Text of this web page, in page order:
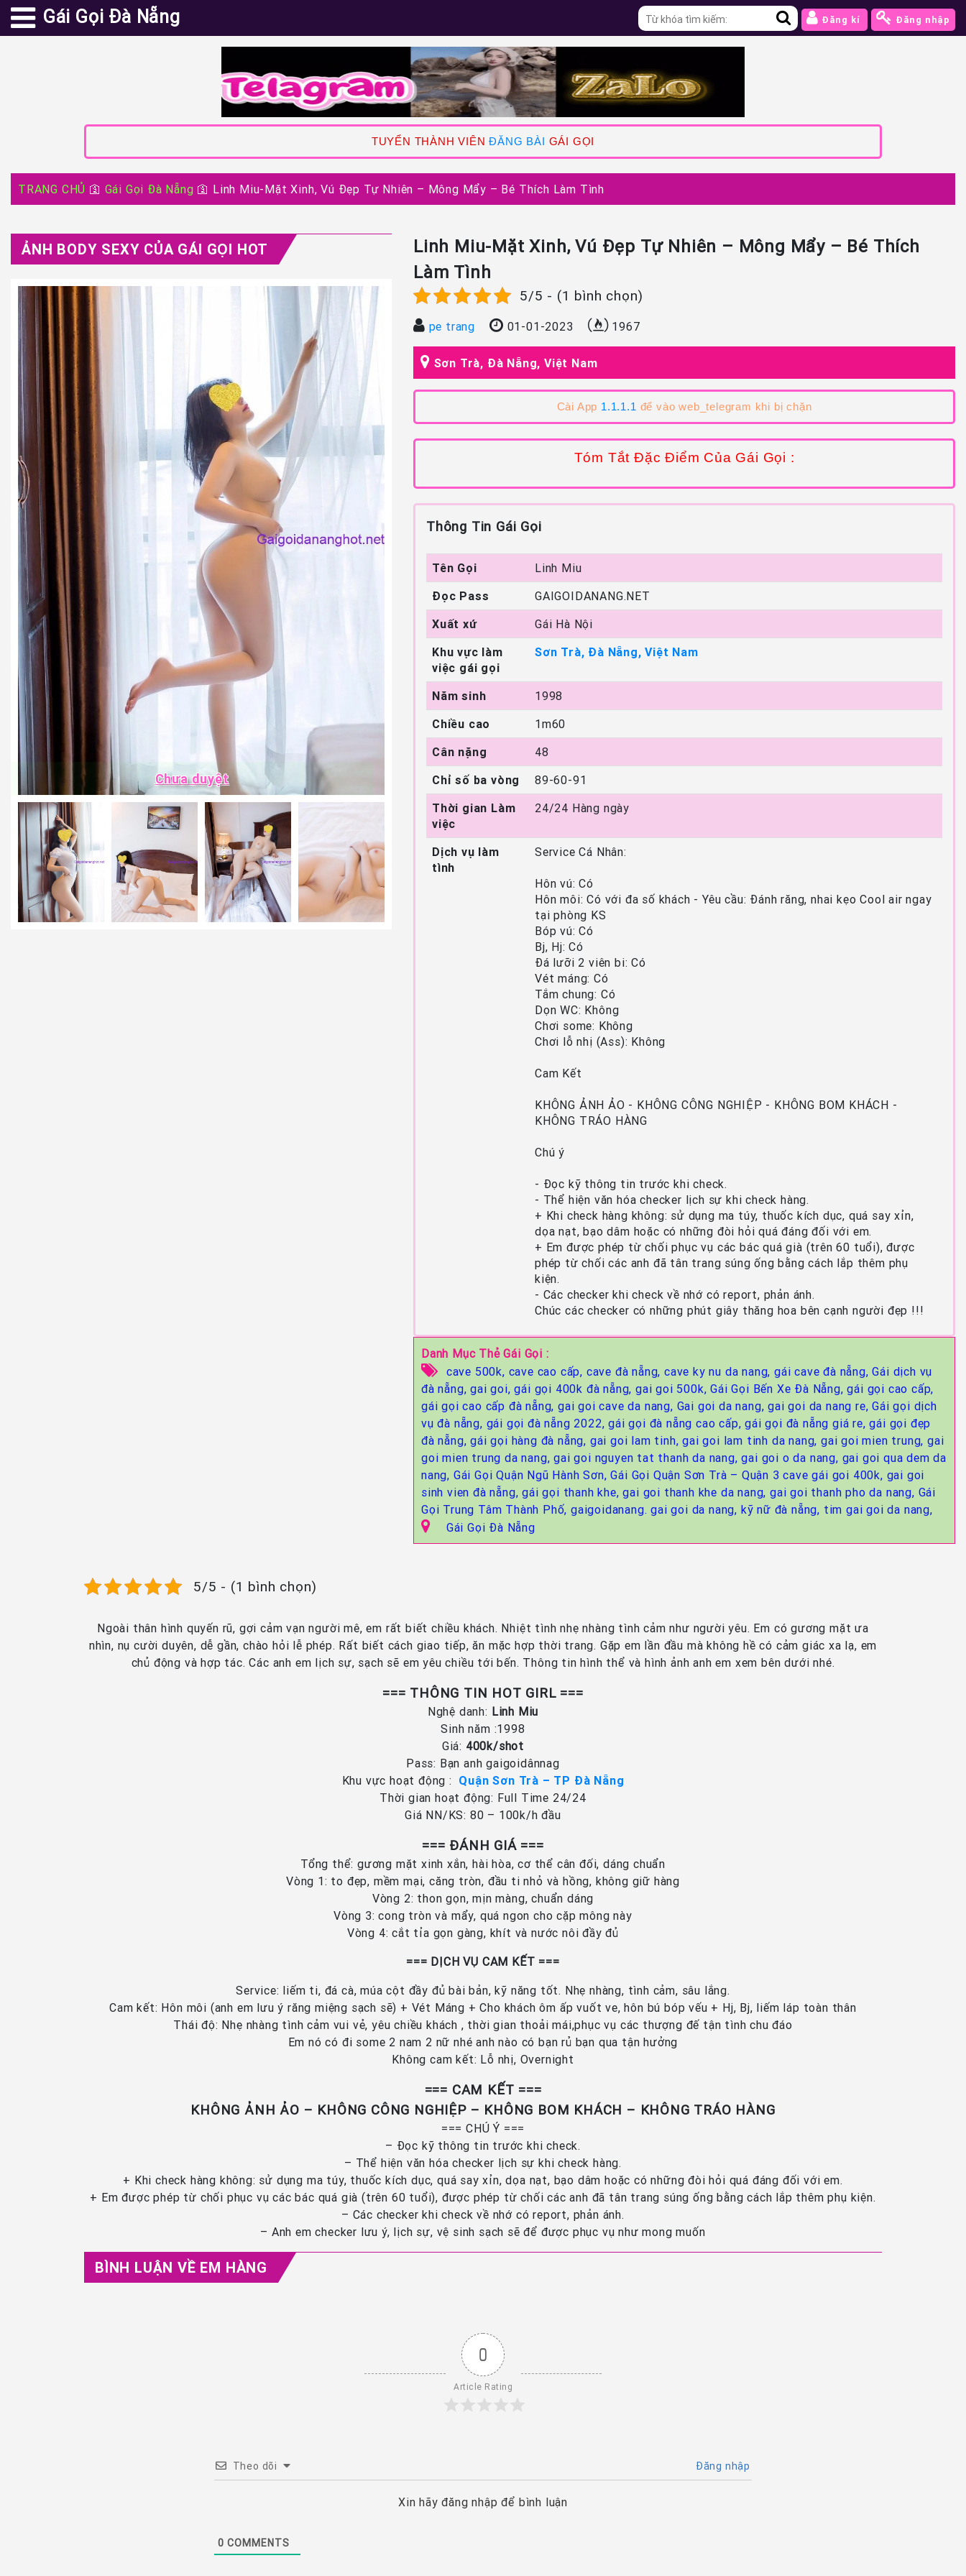
Gái Gọi Đà Nẵng Đăng kí Đăng nhập
TUYỂN THÀNH VIÊNĐĂNG BÀI GÁI GỌI
TRANG CHỦ 🛐 Gái Gọi Đà Nẵng 🛐 Linh Miu-Mặt Xinh, Vú Đẹp Tự Nhiên – Mông Mẩy – Bé Thích Làm Tình
ẢNH BODY SEXY CỦA GÁI GỌI HOT
Chưa duyệt
Linh Miu-Mặt Xinh, Vú Đẹp Tự Nhiên – Mông Mẩy – Bé Thích
Làm Tình
5/5 - (1 bình chọn)
pe trang 01-01-2023 1967
Sơn Trà, Đà Nẵng, Việt Nam
Cài App 1.1.1.1 để vào web_telegram khi bị chặn
Tóm Tắt Đặc Điểm Của Gái Gọi :
Thông Tin Gái Gọi
Tên Gọi
Linh Miu
Đọc Pass
GAIGOIDANANG.NET
Xuất xứ
Gái Hà Nội
Khu vực làm
việc gái gọi
Sơn Trà, Đà Nẵng, Việt Nam
Năm sinh
1998
Chiều cao
1m60
Cân nặng
48
Chỉ số ba vòng
89-60-91
Thời gian Làm
việc
24/24 Hàng ngày
Dịch vụ làm
tình
Service Cá Nhân:
Hôn vú: Có
Hôn môi: Có với đa số khách - Yêu cầu: Đánh răng, nhai kẹo Cool air ngay
tại phòng KS
Bóp vú: Có
Bj, Hj: Có
Đá lưỡi 2 viên bi: Có
Vét máng: Có
Tắm chung: Có
Dọn WC: Không
Chơi some: Không
Chơi lỗ nhị (Ass): Không
Cam Kết
KHÔNG ẢNH ẢO - KHÔNG CÔNG NGHIỆP - KHÔNG BOM KHÁCH -
KHÔNG TRÁO HÀNG
Chú ý
- Đọc kỹ thông tin trước khi check.
- Thể hiện văn hóa checker lịch sự khi check hàng.
+ Khi check hàng không: sử dụng ma túy, thuốc kích dục, quá say xỉn,
dọa nạt, bạo dâm hoặc có những đòi hỏi quá đáng đối với em.
+ Em được phép từ chối phục vụ các bác quá già (trên 60 tuổi), được
phép từ chối các anh đã tân trang súng ống bằng cách lắp thêm phụ
kiện.
- Các checker khi check về nhớ có report, phản ánh.
Chúc các checker có những phút giây thăng hoa bên cạnh người đẹp !!!
Danh Mục Thẻ Gái Gọi :
cave 500k, cave cao cấp, cave đà nẵng,cave ky nu da nang,gái cave đà nẵng,Gái dịch vụ
đà nẵng,gai goi,gái gọi 400k đà nẵng,gai goi 500k,Gái Gọi Bến Xe Đà Nẵng,gái gọi cao cấp,
gái gọi cao cấp đà nẵng,gai goi cave da nang, Gai goi da nang,gai goi da nang re,Gái gọi dịch
vụ đà nẵng, gái gọi đà nẵng 2022,gái gọi đà nẵng cao cấp,gái gọi đà nẵng giá re,gái gọi đẹp
đà nẵng,gái gọi hàng đà nẵng, gai goi lam tinh,gai goi lam tinh da nang,gai goi mien trung,gai
goi mien trung da nang,gai goi nguyen tat thanh da nang,gai goi o da nang, gai goi qua dem da
nang, Gái Gọi Quận Ngũ Hành Sơn,Gái Gọi Quận Sơn Trà – Quận 3 cave gái goi 400k, gai goi
sinh vien đà nẵng,gái gọi thanh khe,gai goi thanh khe da nang,gai goi thanh pho da nang, Gái
Gọi Trung Tâm Thành Phố,gaigoidanang. gai goi da nang, kỹ nữ đà nẵng, tim gai goi da nang,
Gái Gọi Đà Nẵng
5/5 - (1 bình chọn)
Ngoài thân hình quyến rũ, gợi cảm vạn người mê, em rất biết chiều khách. Nhiệt tình nhẹ nhàng tình cảm như người yêu. Em có gương mặt ưa
nhìn, nụ cười duyên, dễ gần, chào hỏi lễ phép. Rất biết cách giao tiếp, ăn mặc hợp thời trang. Gặp em lần đầu mà không hề có cảm giác xa lạ, em
chủ động và hợp tác. Các anh em lịch sự, sạch sẽ em yêu chiều tới bến. Thông tin hình thể và hình ảnh anh em xem bên dưới nhé.
=== THÔNG TIN HOT GIRL ===
Nghệ danh: Linh Miu
Sinh năm :1998
Giá: 400k/shot
Pass: Bạn anh gaigoidânnag
Khu vực hoạt động : Quận Sơn Trà – TP Đà Nẵng
Thời gian hoạt động: Full Time 24/24
Giá NN/KS: 80 – 100k/h đầu
=== ĐÁNH GIÁ ===
Tổng thể: gương mặt xinh xắn, hài hòa, cơ thể cân đối, dáng chuẩn
Vòng 1: to đẹp, mềm mại, căng tròn, đầu ti nhỏ và hồng, không giữ hàng
Vòng 2: thon gọn, mịn màng, chuẩn dáng
Vòng 3: cong tròn và mẩy, quá ngon cho cặp mông này
Vòng 4: cắt tỉa gọn gàng, khít và nước nôi đầy đủ
=== DỊCH VỤ CAM KẾT ===
Service: liếm ti, đá cà, múa cột đầy đủ bài bản, kỹ năng tốt. Nhẹ nhàng, tình cảm, sâu lắng.
Cam kết: Hôn môi (anh em lưu ý răng miệng sạch sẽ) + Vét Máng + Cho khách ôm ấp vuốt ve, hôn bú bóp vếu + Hj, Bj, liếm láp toàn thân
Thái độ: Nhẹ nhàng tình cảm vui vẻ, yêu chiều khách , thời gian thoải mái,phục vụ các thượng đế tận tình chu đáo
Em nó có đi some 2 nam 2 nữ nhé anh nào có bạn rủ bạn qua tận hưởng
Không cam kết: Lỗ nhị, Overnight
=== CAM KẾT ===
KHÔNG ẢNH ẢO – KHÔNG CÔNG NGHIỆP – KHÔNG BOM KHÁCH – KHÔNG TRÁO HÀNG
=== CHÚ Ý ===
– Đọc kỹ thông tin trước khi check.
– Thể hiện văn hóa checker lịch sự khi check hàng.
+ Khi check hàng không: sử dụng ma túy, thuốc kích dục, quá say xỉn, dọa nạt, bạo dâm hoặc có những đòi hỏi quá đáng đối với em.
+ Em được phép từ chối phục vụ các bác quá già (trên 60 tuổi), được phép từ chối các anh đã tân trang súng ống bằng cách lắp thêm phụ kiện.
– Các checker khi check về nhớ có report, phản ánh.
– Anh em checker lưu ý, lịch sự, vệ sinh sạch sẽ để được phục vụ như mong muốn
BÌNH LUẬN VỀ EM HÀNG
0
Article Rating
Theo dõi Đăng nhập
Xin hãy đăng nhập để bình luận
0 COMMENTS